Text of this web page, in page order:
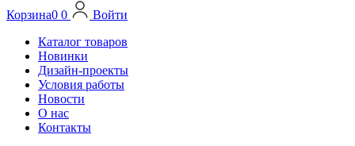
Корзина0 0
Войти
Каталог товаров
Новинки
Дизайн-проекты
Условия работы
Новости
О нас
Контакты